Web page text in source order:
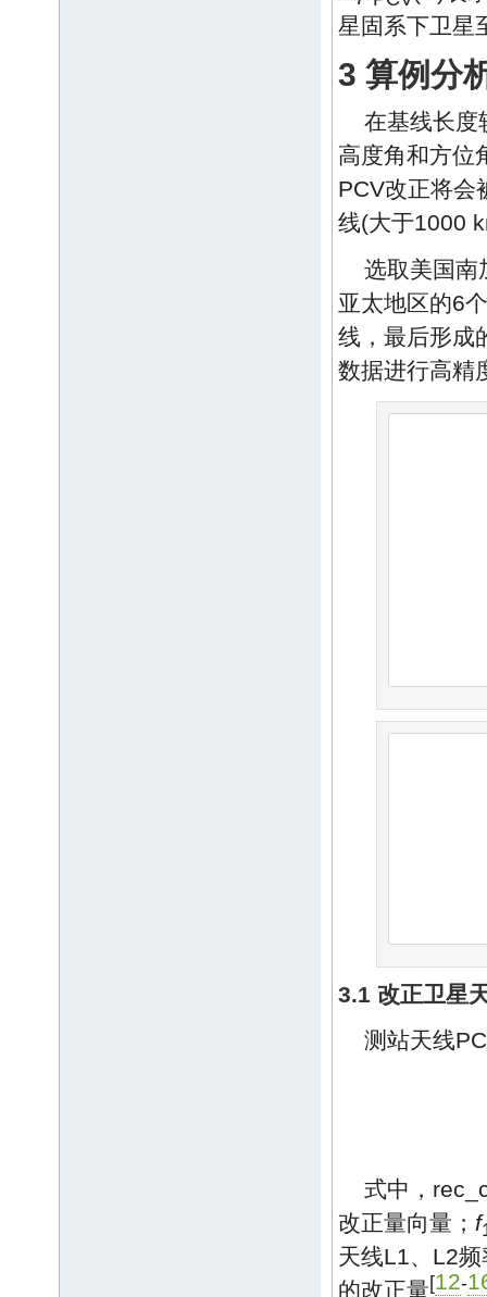
星固系下卫星
3 算例分
在基线长度
高度角和方位
PCV改正将会
线(大于1000
选取美国南
亚太地区的6
线，最后形成
数据进行高精
3.1 改正卫星
测站天线
式中，
改正量向量； f
天线L1、L2
的改正量[12-